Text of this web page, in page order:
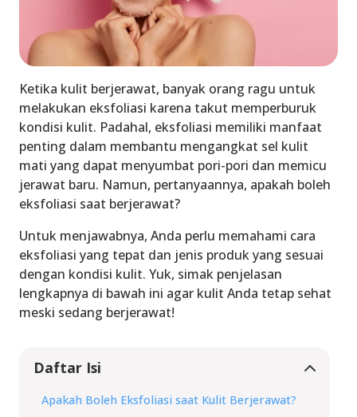
Ketika kulit berjerawat, banyak orang ragu untuk
melakukan eksfoliasi karena takut memperburuk
kondisi kulit. Padahal, eksfoliasi memiliki manfaat
penting dalam membantu mengangkat sel kulit
mati yang dapat menyumbat pori-pori dan memicu
jerawat baru. Namun, pertanyaannya, apakah boleh
eksfoliasi saat berjerawat?
Untuk menjawabnya, Anda perlu memahami cara
eksfoliasi yang tepat dan jenis produk yang sesuai
dengan kondisi kulit. Yuk, simak penjelasan
lengkapnya di bawah ini agar kulit Anda tetap sehat
meski sedang berjerawat!
Daftar Isi
Apakah Boleh Eksfoliasi saat Kulit Berjerawat?